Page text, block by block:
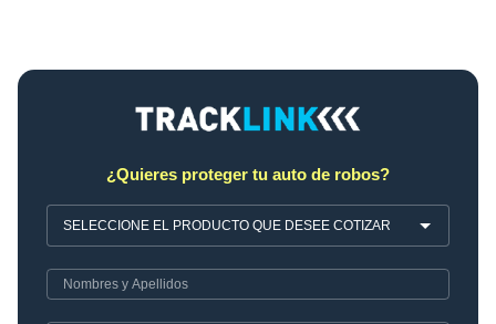
¿Quieres proteger tu auto de robos?